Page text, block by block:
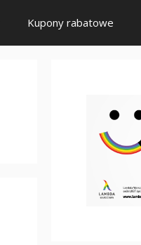
Kupony rabatowe